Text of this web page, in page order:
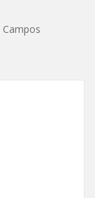
Campos